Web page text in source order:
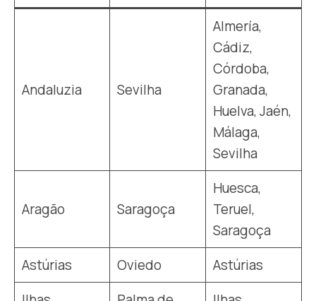
Andaluzia Sevilha
Almería,
Cádiz,
Córdoba,
Granada,
Huelva, Jaén,
Málaga,
Sevilha
Aragão Saragoça
Huesca,
Teruel,
Saragoça
Astúrias
Oviedo
Astúrias